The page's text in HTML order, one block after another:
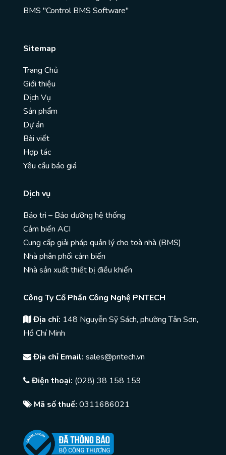
BMS "Control BMS Software"
Sitemap
Trang Chủ
Giới thiệu
Dịch Vụ
Sản phẩm
Dự án
Bài viết
Hợp tác
Yêu cầu báo giá
Dịch vụ
Bảo trì – Bảo dưỡng hệ thống
Cảm biến ACI
Cung cấp giải pháp quản lý cho toà nhà (BMS)
Nhà phân phối cảm biến
Nhà sản xuất thiết bị điều khiển
Công Ty Cổ Phần Công Nghệ PNTECH
Địa chỉ: 148 Nguyễn Sỹ Sách, phường Tân Sơn,
Hồ Chí Minh
Địa chỉ Email: sales@pntech.vn
Điện thoại: (028) 38 158 159
Mã số thuế: 0311686021